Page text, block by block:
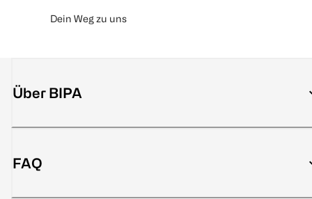
Dein Weg zu uns
Über BIPA
FAQ